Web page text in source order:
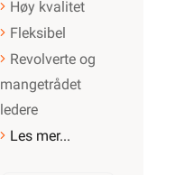
Høy kvalitet
Fleksibel
Revolverte og
mangetrådet
ledere
Les mer...